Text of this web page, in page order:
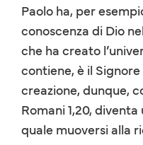
Paolo ha, per
conoscenza di Dio
che ha creato
contiene, è il
creazione, dunque,
Romani 1,20,
quale muoversi alla